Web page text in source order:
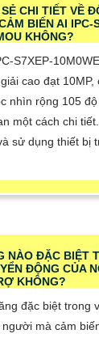
CHI TIẾT VỀ
BIẾN AI IPC-
KHÔNG?
S7XEP-
cao đạt
nhìn rộng 105
một cách chi
sử dụng thiết bị
NÀO ĐẶC BIỆT
ĐỘNG CỦA
KHÔNG?
đặc biệt trong
mà cảm